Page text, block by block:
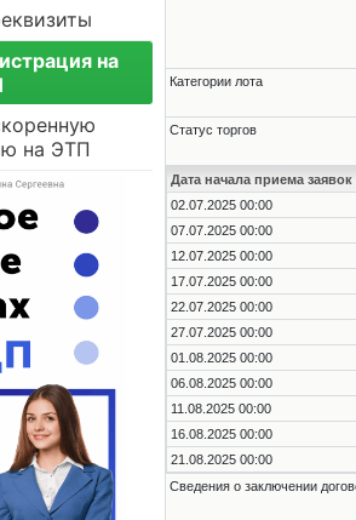
на
на ЭТП
Категории лота
Статус торгов
Дата начала приема заявок
02.07.2025 00:00
07.07.2025 00:00
12.07.2025 00:00
17.07.2025 00:00
22.07.2025 00:00
27.07.2025 00:00
01.08.2025 00:00
06.08.2025 00:00
11.08.2025 00:00
16.08.2025 00:00
21.08.2025 00:00
Сведения о заключении